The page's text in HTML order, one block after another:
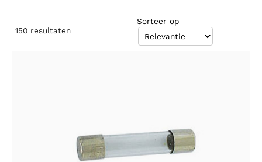
150 resultaten
Sorteer op